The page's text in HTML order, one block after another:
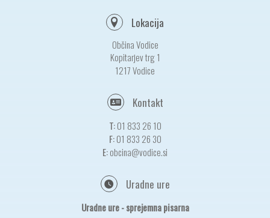
Lokacija
Občina Vodice
Kopitarjev trg 1
1217 Vodice
Kontakt
T: 01 833 26 10
F: 01 833 26 30
E:obcina@vodice.si
Uradne ure
Uradne ure - sprejemna pisarna